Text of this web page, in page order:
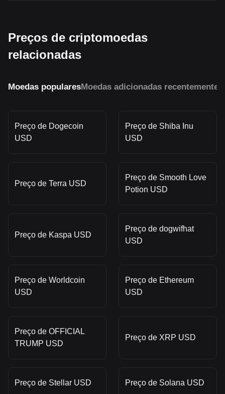
Preços de criptomoedas
relacionadas
Moedas popularesMoedas adicionadas recentemente
Preço de Dogecoin
USD
Preço de Shiba Inu
USD
Preço de Terra USD
Preço de Smooth Love
Potion USD
Preço de Kaspa USD
Preço de dogwifhat
USD
Preço de Worldcoin
USD
Preço de Ethereum
USD
Preço de OFFICIAL
TRUMP USD
Preço de XRP USD
Preço de Stellar USD Preço de Solana USD